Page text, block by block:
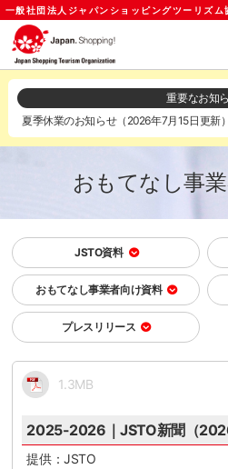
一般社団法人ジャパンショッピングツーリズム
当協会について
お知らせ
各種資料
ログイン
重要なお知
夏季休業のお知らせ（2026年7月15日更新）
おもてなし事
JSTO資料
おもてなし事業者向け資料
プレスリリース
1.3MB
2025-2026｜JSTO新聞（
提供：JSTO